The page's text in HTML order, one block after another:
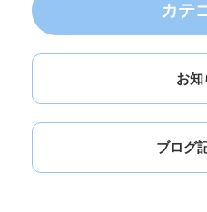
カテ
お知
ブログ